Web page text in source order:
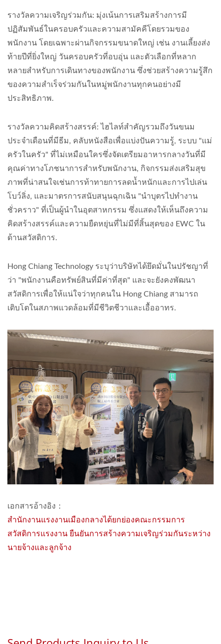
รางวัลความเจริญร่วมกัน: มุ่งเน้นการเสริมสร้างการมี
ปฏิสัมพันธ์ในครอบครัวและความสามัคคีโดยรวมของ
พนักงาน โดยเฉพาะผ่านกิจกรรมขนาดใหญ่ เช่น งานเลี้ยงส่ง
ท้ายปีที่ยิ่งใหญ่ วันครอบครัวที่อบอุ่น และตัวเลือกที่หลาก
หลายสำหรับการเดินทางของพนักงาน ซึ่งช่วยสร้างความรู้สึก
ของความสำเร็จร่วมกันในหมู่พนักงานทุกคนอย่างมี
ประสิทธิภาพ.
รางวัลความคิดสร้างสรรค์: ไฮไลท์สำคัญรวมถึงวันขนม
ประจำเดือนที่มีธีม, คลับหนังสือเพื่อแบ่งปันความรู้, ระบบ "แม่
ครัวในครัว" ที่ไม่เหมือนใครซึ่งจัดเตรียมอาหารกลางวันที่มี
คุณค่าทางโภชนาการสำหรับพนักงาน, กิจกรรมส่งเสริมสุข
ภาพที่น่าสนใจเช่นการท้าทายการลดน้ำหนักและการไปเล่น
โบว์ลิ่ง, และมาตรการสนับสนุนฉุกเฉิน "นำบุตรไปทำงาน
ชั่วคราว" ที่เป็นผู้นำในอุตสาหกรรม ซึ่งแสดงให้เห็นถึงความ
คิดสร้างสรรค์และความยืดหยุ่นที่ไม่มีที่สิ้นสุดของ EWC ใน
ด้านสวัสดิการ.
Hong Chiang Technology ระบุว่าบริษัทได้ยึดมั่นในปรัชญาที่
ว่า "พนักงานคือทรัพย์สินที่มีค่าที่สุด" และจะยังคงพัฒนา
สวัสดิการเพื่อให้แน่ใจว่าทุกคนใน Hong Chiang สามารถ
เติบโตในสภาพแวดล้อมที่มีชีวิตชีวาและเอื้ออาทร.
เอกสารอ้างอิง：
สำนักงานแรงงานเมืองกลางได้ยกย่องคณะกรรมการ
สวัสดิการแรงงาน ยืนยันการสร้างความเจริญร่วมกันระหว่าง
นายจ้างและลูกจ้าง